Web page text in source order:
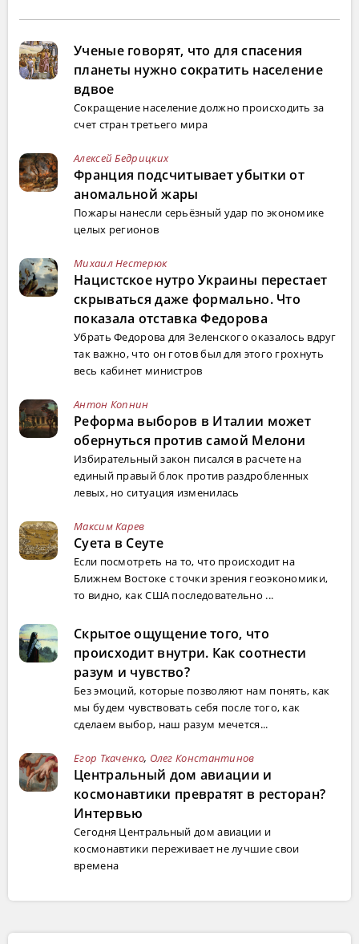
Ученые говорят, что для спасения
планеты нужно сократить население
вдвое
Сокращение население должно происходить за
счет стран третьего мира
Алексей Бедрицких
Франция подсчитывает убытки от
аномальной жары
Пожары нанесли серьёзный удар по экономике
целых регионов
Михаил Нестерюк
Нацистское нутро Украины перестает
скрываться даже формально. Что
показала отставка Федорова
Убрать Федорова для Зеленского оказалось вдруг
так важно, что он готов был для этого грохнуть
весь кабинет министров
Антон Копнин
Реформа выборов в Италии может
обернуться против самой Мелони
Избирательный закон писался в расчете на
единый правый блок против раздробленных
левых, но ситуация изменилась
Максим Карев
Суета в Сеуте
Если посмотреть на то, что происходит на
Ближнем Востоке с точки зрения геоэкономики,
то видно, как США последовательно ...
Скрытое ощущение того, что
происходит внутри. Как соотнести
разум и чувство?
Без эмоций, которые позволяют нам понять, как
мы будем чувствовать себя после того, как
сделаем выбор, наш разум мечется...
Егор Ткаченко, Олег Константинов
Центральный дом авиации и
космонавтики превратят в ресторан?
Интервью
Сегодня Центральный дом авиации и
космонавтики переживает не лучшие свои
времена